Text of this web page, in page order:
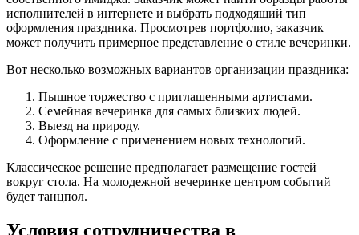
исполнителей в интернете и выбрать подходящий тип
оформления праздника. Просмотрев портфолио, заказчик
может получить примерное представление о стиле вечеринки.
Вот несколько возможных вариантов организации праздника:
Пышное торжество с приглашенными артистами.
Семейная вечеринка для самых близких людей.
Выезд на природу.
Оформление с применением новых технологий.
Классическое решение предполагает размещение гостей
вокруг стола. На молодежной вечеринке центром событий
будет танцпол.
Условия сотрудничества в